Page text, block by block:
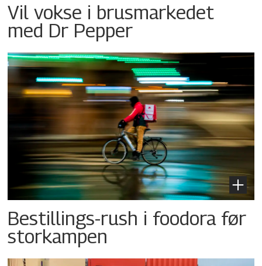
Vil vokse i brusmarkedet
med Dr Pepper
Bestillings-rush i foodora før
storkampen